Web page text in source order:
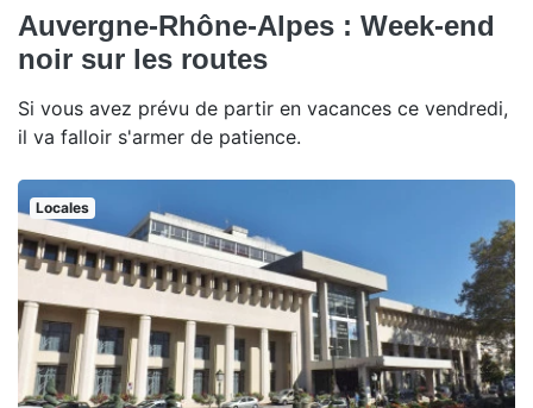
Auvergne-Rhône-Alpes : Week-end
noir sur les routes
Si vous avez prévu de partir en vacances ce vendredi,
il va falloir s'armer de patience.
Locales